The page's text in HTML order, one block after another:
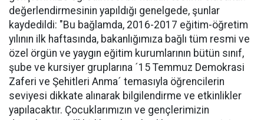
değerlendirmesinin yapıldığı genelgede, şunlar
kaydedildi: "Bu bağlamda, 2016-2017 eğitim-öğretim
yılının ilk haftasında, bakanlığımıza bağlı tüm resmi ve
özel örgün ve yaygın eğitim kurumlarının bütün sınıf,
şube ve kursiyer gruplarına ´15 Temmuz Demokrasi
Zaferi ve Şehitleri Anma´ temasıyla öğrencilerin
seviyesi dikkate alınarak bilgilendirme ve etkinlikler
yapılacaktır. Çocuklarımızın ve gençlerimizin